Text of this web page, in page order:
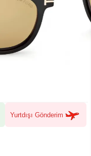
Yurtdışı Gönderim